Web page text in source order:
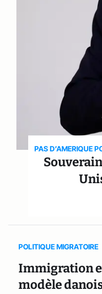
PAS D’AMERIQUE
POLITIQUE MIGRATOIRE
Immigration et
modèle